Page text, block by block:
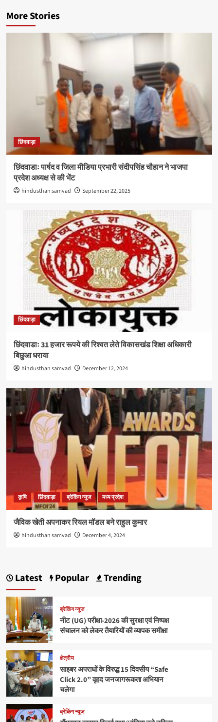
More Stories
छिंदवाड़ा
छिंदवाडाः पार्षद व जिला मीडिया प्रभारी संदीपसिंह चौहान ने भाजपा
प्रदेश अध्यक्ष से की भेंट
hindusthan samvad September 22, 2025
छिंदवाड़ा
छिंदवाडाः 31 हजार रूपये की रिश्वत लेते विकासखंड शिक्षा अधिकारी
बिछुआ धराया
hindusthan samvad December 12, 2024
कृषि छिंदवाड़ा ब्रेकिंग न्यूज मध्य प्रदेश
जैविक खेती अपनाकर रियल मॉडल बने राहुल कुमार
hindusthan samvad December 4, 2024
Latest Popular Trending
ब्रेकिंग न्यूज
नीट (UG) परीक्षा-2026 की सुरक्षा एवं निष्पक्ष
संचालन को लेकर तैयारियों की व्यापक समीक्षा
क्षेत्रीय
साइबर अपराधों के विरुद्ध 15 दिवसीय “Safe
Click 2.0” वृहद जनजागरूकता अभियान
चलेगा
ब्रेकिंग न्यूज